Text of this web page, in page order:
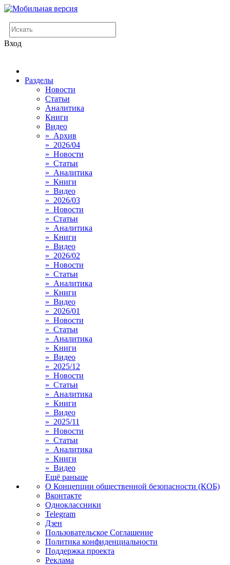
Вход
Разделы
Новости
Статьи
Аналитика
Книги
Видео
» Архив
» 2026/04
» Новости
» Статьи
» Аналитика
» Книги
» Видео
» 2026/03
» Новости
» Статьи
» Аналитика
» Книги
» Видео
» 2026/02
» Новости
» Статьи
» Аналитика
» Книги
» Видео
» 2026/01
» Новости
» Статьи
» Аналитика
» Книги
» Видео
» 2025/12
» Новости
» Статьи
» Аналитика
» Книги
» Видео
» 2025/11
» Новости
» Статьи
» Аналитика
» Книги
» Видео
Ещё раньше
О Концепции общественной безопасности (КОБ)
Вконтакте
Одноклассники
Telegram
Дзен
Пользовательское Соглашение
Политика конфиденциальности
Поддержка проекта
Реклама